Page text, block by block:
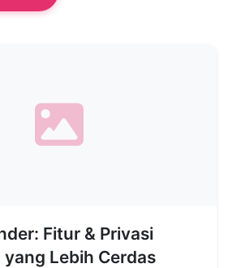
Fitur & Privasi
Lebih Cerdas